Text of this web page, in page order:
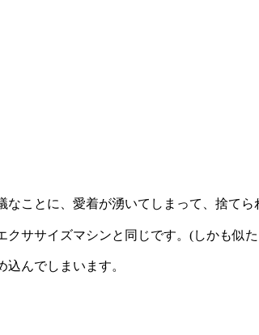
ことに、愛着が湧いてしまって、捨てら
クササイズマシンと同じです。 (しかも似
込んでしまいます。